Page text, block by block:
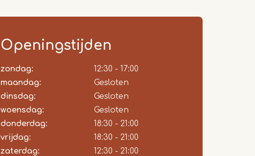
Openingstijden
Dag
Time
slot
Reactie
zondag:
12:30 - 17:00
maandag:
Gesloten
dinsdag:
Gesloten
woensdag:
Gesloten
donderdag:
18:30 - 21:00
vrijdag:
18:30 - 21:00
zaterdag:
12:30 - 21:00